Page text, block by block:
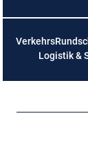
Logistik &